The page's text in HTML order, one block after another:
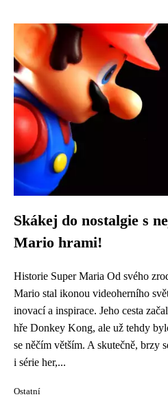
Skákej do nostalgie s
Mario hrami!
Historie Super Maria Od svého
Mario stal ikonou videoherního
inovací a inspirace. Jeho cesta
hře Donkey Kong, ale už tehdy
se něčím větším. A skutečně, brzy
i série her,...
Ostatní